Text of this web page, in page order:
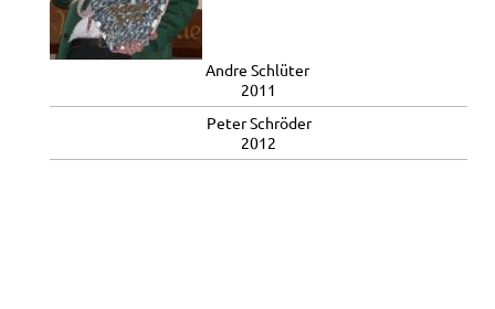
Andre Schlüter
2011
Peter Schröder
2012